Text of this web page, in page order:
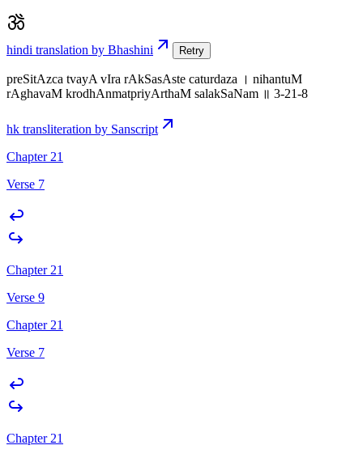
hindi translation by Bhashini Retry
preSitAzca tvayA vIra rAkSasAste caturdaza । nihantuM
rAghavaM krodhAnmatpriyArthaM salakSaNam ॥ 3-21-8
hk transliteration by Sanscript
Chapter 21
Verse 7
Chapter 21
Verse 9
Chapter 21
Verse 7
Chapter 21